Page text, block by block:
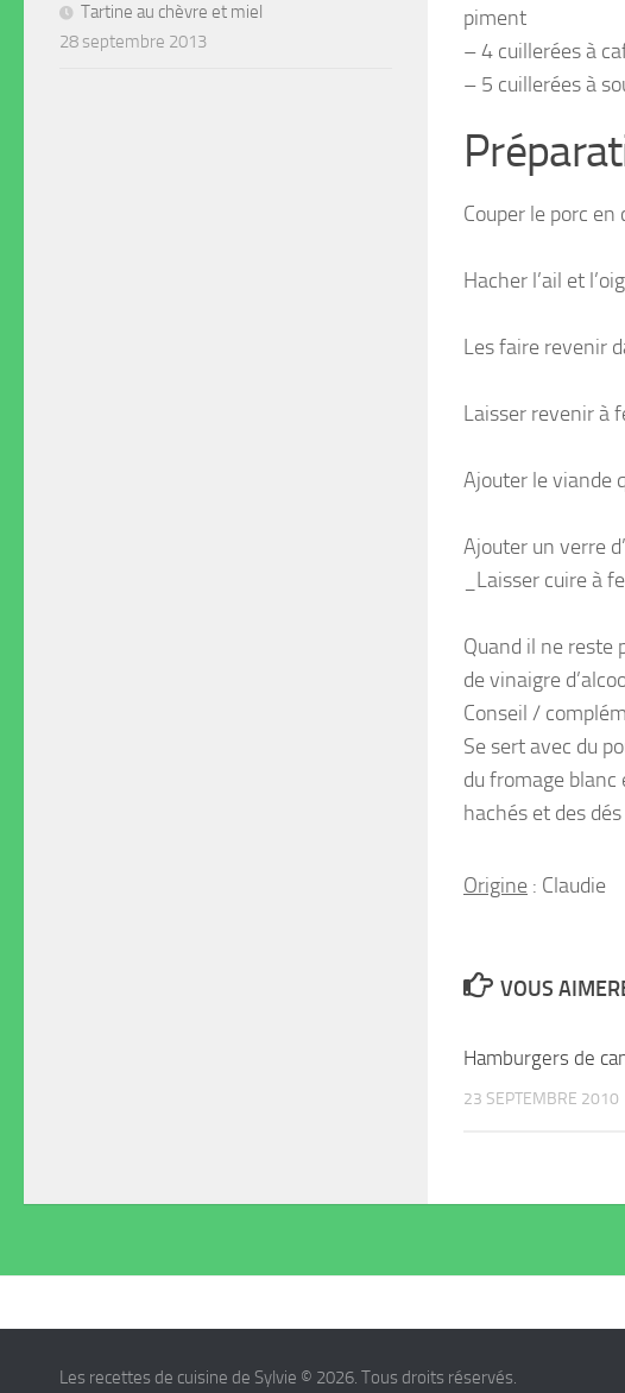
piment
– 4 cuillerées à
– 5 cuillerées à
Couper le porc en
Hacher l’ail et
Les faire revenir
Laisser revenir à
Ajouter le viande
Ajouter un verre
_Laisser cuire à
Quand il ne reste
de vinaigre
Conseil /
Se sert avec du
du fromage blanc
hachés et des
Origine : Claudie
VOUS
Hamburgers de
23 SEPTEMBRE 2010
Tartine au chèvre et miel
28 septembre 2013
Les recettes de cuisine de Sylvie © 2026. Tous droits réservés.